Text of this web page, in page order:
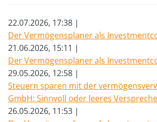
22.07.2026, 17:38
Der Vermögensplaner als
21.06.2026, 15:11
Der Vermögensplaner als
29.05.2026, 12:58
Steuern sparen mit der
GmbH: Sinnvoll oder leeres
26.05.2026, 11:53